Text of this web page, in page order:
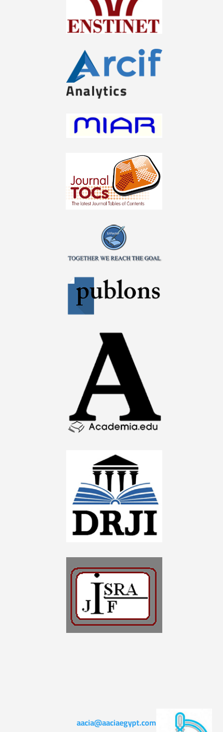
aacia@aaciaegypt.com